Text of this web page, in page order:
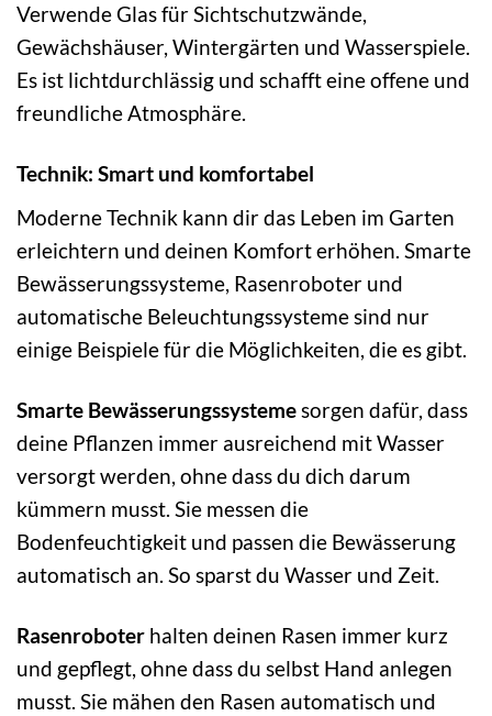
Verwende Glas für Sichtschutzwände,
Gewächshäuser, Wintergärten und Wasserspiele.
Es ist lichtdurchlässig und schafft eine offene und
freundliche Atmosphäre.
Technik: Smart und komfortabel
Moderne Technik kann dir das Leben im Garten
erleichtern und deinen Komfort erhöhen. Smarte
Bewässerungssysteme, Rasenroboter und
automatische Beleuchtungssysteme sind nur
einige Beispiele für die Möglichkeiten, die es gibt.
Smarte Bewässerungssystemesorgen dafür, dass
deine Pflanzen immer ausreichend mit Wasser
versorgt werden, ohne dass du dich darum
kümmern musst. Sie messen die
Bodenfeuchtigkeit und passen die Bewässerung
automatisch an. So sparst du Wasser und Zeit.
Rasenroboter halten deinen Rasen immer kurz
und gepflegt, ohne dass du selbst Hand anlegen
musst. Sie mähen den Rasen automatisch und